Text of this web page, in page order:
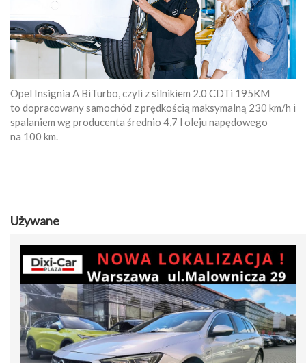
Opel Insignia A BiTurbo, czyli z silnikiem 2.0 CDTi 195KM
to dopracowany samochód z prędkością maksymalną 230 km/h i
spalaniem wg producenta średnio 4,7 l oleju napędowego
na 100 km.
Używane